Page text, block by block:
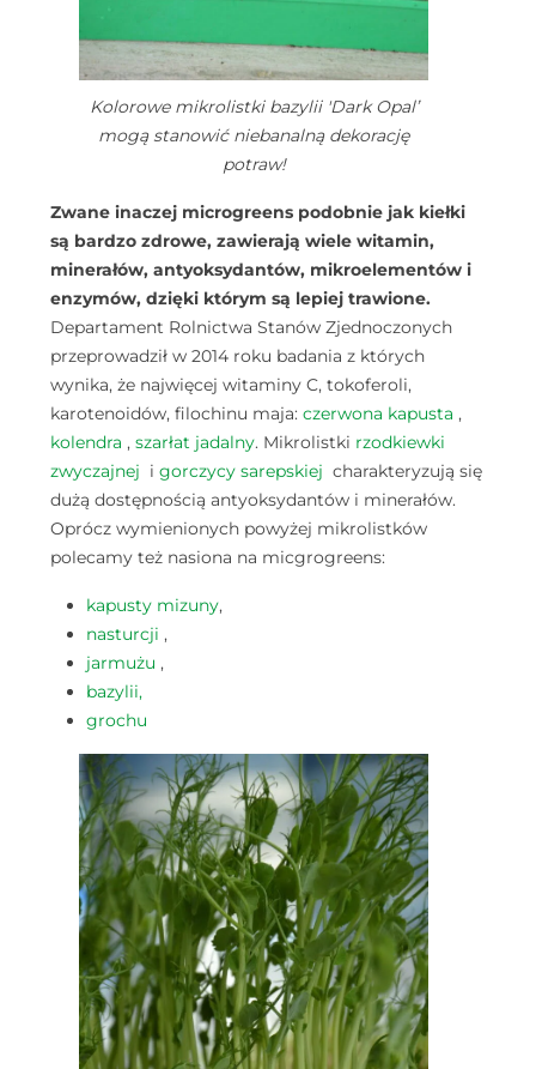
Kolorowe mikrolistki bazylii 'Dark Opal’
mogą stanowić niebanalną dekorację
potraw!
Zwane inaczej microgreens podobnie jak kiełki
są bardzo zdrowe, zawierają wiele witamin,
minerałów, antyoksydantów, mikroelementów i
enzymów, dzięki którym są lepiej trawione.
Departament Rolnictwa Stanów Zjednoczonych
przeprowadził w 2014 roku badania z których
wynika, że najwięcej witaminy C, tokoferoli,
karotenoidów, filochinu maja: czerwona kapusta ,
kolendra , szarłat jadalny. Mikrolistki rzodkiewki
zwyczajnej i gorczycy sarepskiej charakteryzują się
dużą dostępnością antyoksydantów i minerałów.
Oprócz wymienionych powyżej mikrolistków
polecamy też nasiona na micgrogreens:
kapusty mizuny,
nasturcji ,
jarmużu ,
bazylii,
grochu